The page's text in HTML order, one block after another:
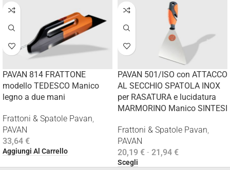
PAVAN 814 FRATTONE
modello TEDESCO Manico
legno a due mani
Frattoni & Spatole Pavan,
PAVAN
33,64 €
Aggiungi Al Carrello
PAVAN 501/ISO con ATTACCO
AL SECCHIO SPATOLA INOX
per RASATURA e lucidatura
MARMORINO Manico SINTESI
Frattoni & Spatole Pavan,
PAVAN
20,19 € - 21,94 €
Scegli